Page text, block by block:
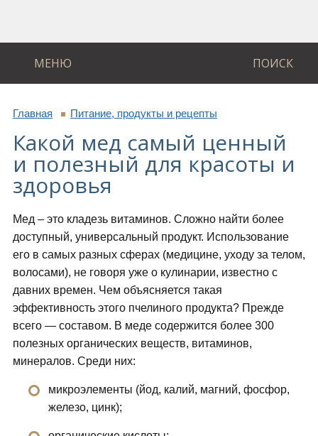
МЕНЮ ПОИСК
Главная Питание, продукты и рецепты
Какой мед самый ценный
и полезный для красоты и
здоровья
Мед – это кладезь витаминов. Сложно найти более
доступный, универсальный продукт. Использование
его в самых разных сферах (медицине, уходу за телом,
волосами), не говоря уже о кулинарии, известно с
давних времен. Чем объясняется такая
эффективность этого пчелиного продукта? Прежде
всего — составом. В меде содержится более 300
полезных органических веществ, витаминов,
минералов. Среди них:
микроэлементы (йод, калий, магний, фосфор,
железо, цинк);